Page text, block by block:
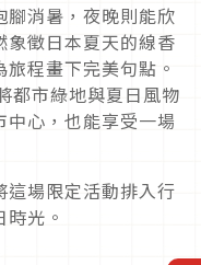
腳消暑，夜晚則能欣
象徵日本夏天的線香
程畫下完美句點。
都市綠地與夏日風物
心，也能享受一場
場限定活動排入行
光。